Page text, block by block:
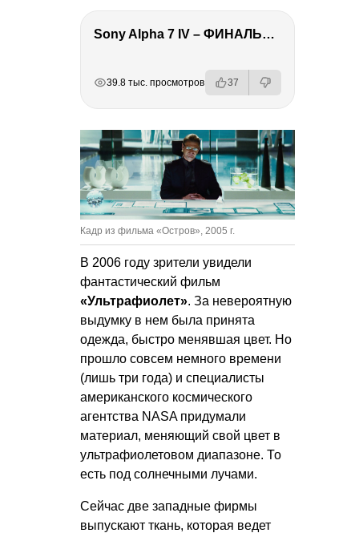
Sony Alpha 7 IV – ФИНАЛЬНЫЙ ОБЗОР
39.8 тыс. просмотров 37
Кадр из фильма «Остров», 2005 г.
В 2006 году зрители увидели
фантастический фильм
«Ультрафиолет». За невероятную
выдумку в нем была принята
одежда, быстро менявшая цвет. Но
прошло совсем немного времени
(лишь три года) и специалисты
американского космического
агентства NASA придумали
материал, меняющий свой цвет в
ультрафиолетовом диапазоне. То
есть под солнечными лучами.
Сейчас две западные фирмы
выпускают ткань, которая ведет